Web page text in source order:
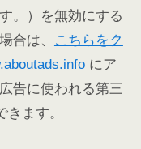
。）を無効にする
合は、
こちらをク
にア
告に使われる第三
ます。